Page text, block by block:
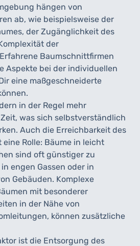
hängen von
ab, wie beispielsweise der
der Zugänglichkeit des
der
Baumschnittfirmen
Aspekte bei der individuellen
eine maßgeschneiderte
in der Regel mehr
was sich selbstverständlich
Auch die Erreichbarkeit des
Rolle: Bäume in leicht
sind oft günstiger zu
engen Gassen oder in
Gebäuden. Komplexe
mit besonderer
in der Nähe von
können zusätzliche
ist die Entsorgung des